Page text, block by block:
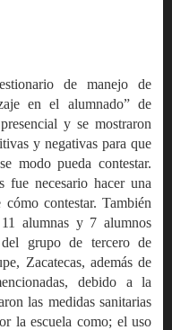
de manejo de
en el alumnado” de
y se mostraron
y negativas para que
modo pueda contestar.
necesario hacer una
contestar. También
alumnas y 7 alumnos
grupo de tercero de
Zacatecas, además de
debido a la
las medidas sanitarias
la escuela como; el uso